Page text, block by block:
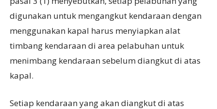
digunakan untuk mengangkut kendaraan dengan
menggunakan kapal harus menyiapkan alat
timbang kendaraan di area pelabuhan untuk
menimbang kendaraan sebelum diangkut di atas
kapal.
Setiap kendaraan yang akan diangkut di atas